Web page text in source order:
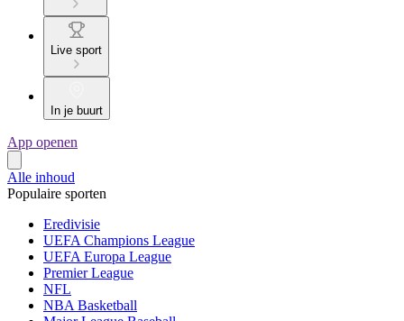
Live sport
In je buurt
App openen
Alle inhoud
Populaire sporten
Eredivisie
UEFA Champions League
UEFA Europa League
Premier League
NFL
NBA Basketball